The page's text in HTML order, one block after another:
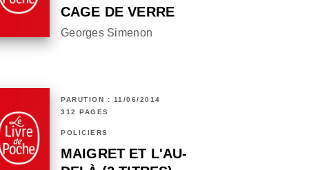
CAGE DE VERRE
Georges Simenon
PARUTION : 11/06/2014
312 PAGES
POLICIERS
MAIGRET ET L'AU-